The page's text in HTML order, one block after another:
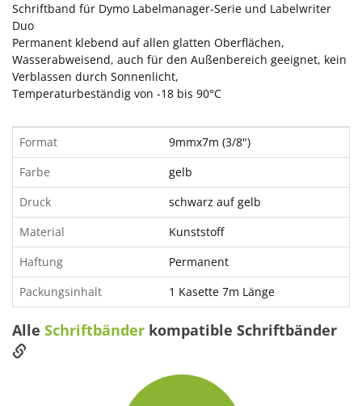
Schriftband für Dymo Labelmanager-Serie und Labelwriter
Duo
Permanent klebend auf allen glatten Oberflächen,
Wasserabweisend, auch für den Außenbereich geeignet, kein
Verblassen durch Sonnenlicht,
Temperaturbeständig von -18 bis 90°C
Format
9mmx7m (3/8")
Farbe
gelb
Druck
schwarz auf gelb
Material
Kunststoff
Haftung
Permanent
Packungsinhalt
1 Kasette 7m Länge
Alle Schriftbänder kompatible Schriftbänder